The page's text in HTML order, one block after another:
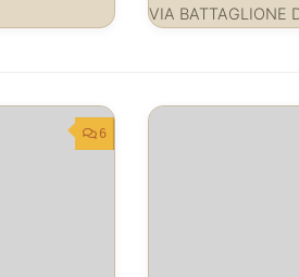
VIA BATTAGLIONE
6